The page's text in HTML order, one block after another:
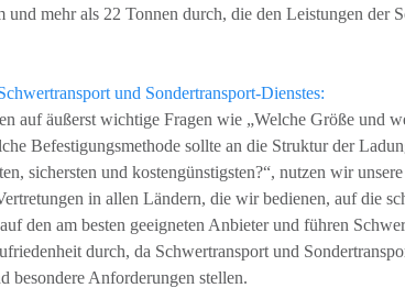
mehr als 22 Tonnen durch, die den Leistungen der
und Sondertransport-Dienstes:
auf äußerst wichtige Fragen wie „Welche Größe und
Befestigungsmethode sollte an die Struktur der
sichersten und kostengünstigsten?“, nutzen wir
in allen Ländern, die wir bedienen, auf die
den am besten geeigneten Anbieter und führen
durch, da Schwertransport und
besondere Anforderungen stellen.